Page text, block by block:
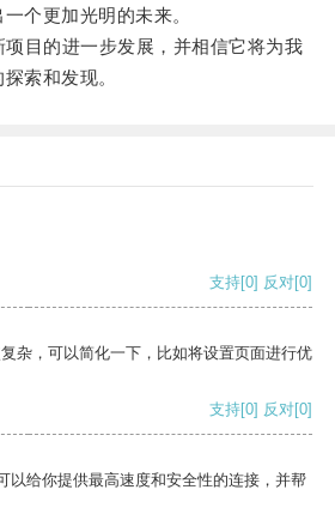
个更加光明的未来。
目的进一步发展，并相信它将为我
索和发现。
支持[0] 反对[0]
杂，可以简化一下，比如将设置页面进行优
支持[0] 反对[0]
以给你提供最高速度和安全性的连接，并帮